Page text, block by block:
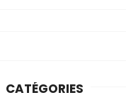
CATÉGORIES